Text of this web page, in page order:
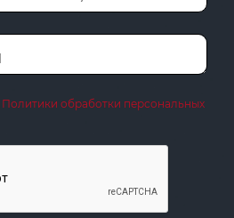
Политики обработки персональных